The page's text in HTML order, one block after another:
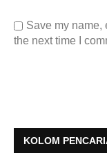
Save my name,
the next time I
KOLOM